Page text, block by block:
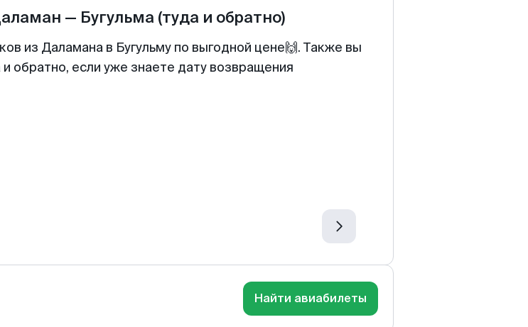
— Бугульма (туда и обратно)
из Даламана в Бугульму по выгодной цене🙌. Также вы
обратно, если уже знаете дату возвращения
Найти авиабилеты